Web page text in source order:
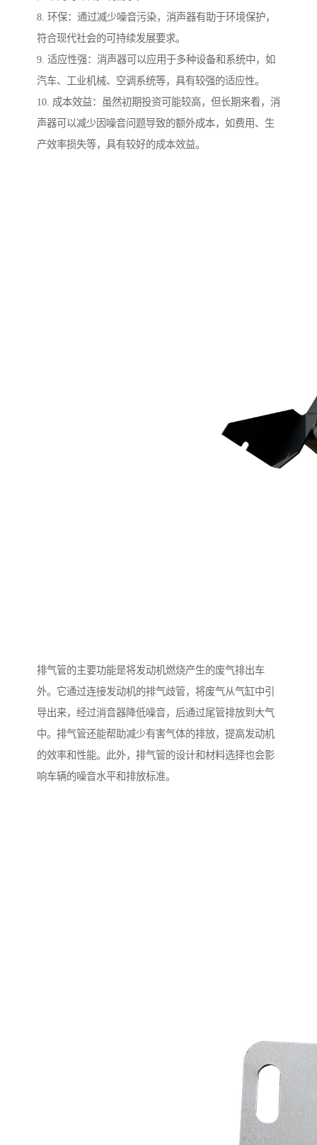
8. 环保：通过减少噪音污染，消声器有助于环境保护，
符合现代社会的可持续发展要求。
9. 适应性强：消声器可以应用于多种设备和系统中，如
汽车、工业机械、空调系统等，具有较强的适应性。
10. 成本效益：虽然初期投资可能较高，但长期来看，消
声器可以减少因噪音问题导致的额外成本，如费用、生
产效率损失等，具有较好的成本效益。
排气管的主要功能是将发动机燃烧产生的废气排出车
外。它通过连接发动机的排气歧管，将废气从气缸中引
导出来，经过消音器降低噪音，后通过尾管排放到大气
中。排气管还能帮助减少有害气体的排放，提高发动机
的效率和性能。此外，排气管的设计和材料选择也会影
响车辆的噪音水平和排放标准。